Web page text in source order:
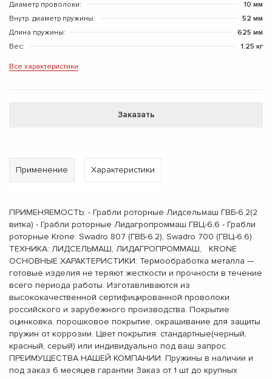
Диаметр проволоки:
10 мм
Внутр. диаметр пружины:
52 мм
Длина пружины:
625 мм
Вес:
1.25 кг
Все характеристики
Заказать
Применение Характеристики
ПРИМЕНЯЕМОСТЬ: - Грабли роторные Лидсельмаш ГВБ-6.2(2
витка) - Грабли роторные Лидагропроммаш ГВЦ-6.6 - Грабли
роторные Krone: Swadro 807 (ГВБ-6.2), Swadro 700 (ГВЦ-6.6).
ТЕХНИКА: ЛИДСЕЛЬМАШ, ЛИДАГРОПРОММАШ, KRONE
ОСНОВНЫЕ ХАРАКТЕРИСТИКИ: Термообработка металла —
готовые изделия не теряют жесткости и прочности в течение
всего периода работы. Изготавливаются из
высококачественной сертифицированной проволоки
российского и зарубежного производства. Покрытие:
оцинковка, порошковое покрытие, окрашивание для защиты
пружин от коррозии. Цвет покрытия: стандартные(черный,
красный, серый) или индивидуально под ваш запрос.
ПРЕИМУЩЕСТВА НАШЕЙ КОМПАНИИ: Пружины в наличии и
под заказ 6 месяцев гарантии Заказ от 1 шт до крупных